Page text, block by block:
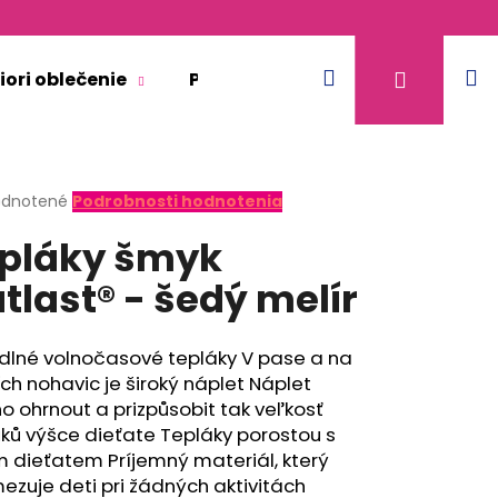
oblečenie Pre dospelých Doplnkový
Hľadať
Podrobnosti hodnotenia
šmyk
- šedý melír
volnočasové tepláky V pase a na
nohavic je široký náplet Náplet
ohrnout a prizpůsobit tak veľkosť
výšce dieťate Tepláky porostou s
dieťatem Príjemný materiál, který
deti pri žádných aktivitách
TENKÉ VÝSTRIH U